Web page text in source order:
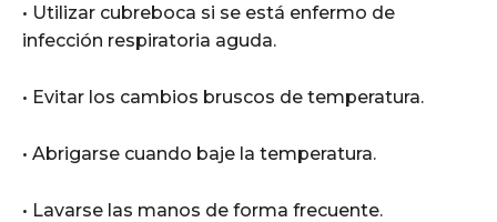
• Utilizar cubreboca si se está enfermo de
infección respiratoria aguda.
• Evitar los cambios bruscos de temperatura.
• Abrigarse cuando baje la temperatura.
• Lavarse las manos de forma frecuente.